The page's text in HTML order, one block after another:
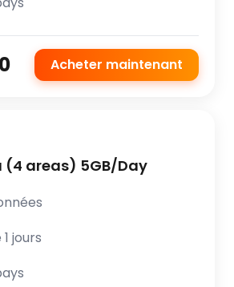
Acheter maintenant
(4 areas) 5GB/Day
jours